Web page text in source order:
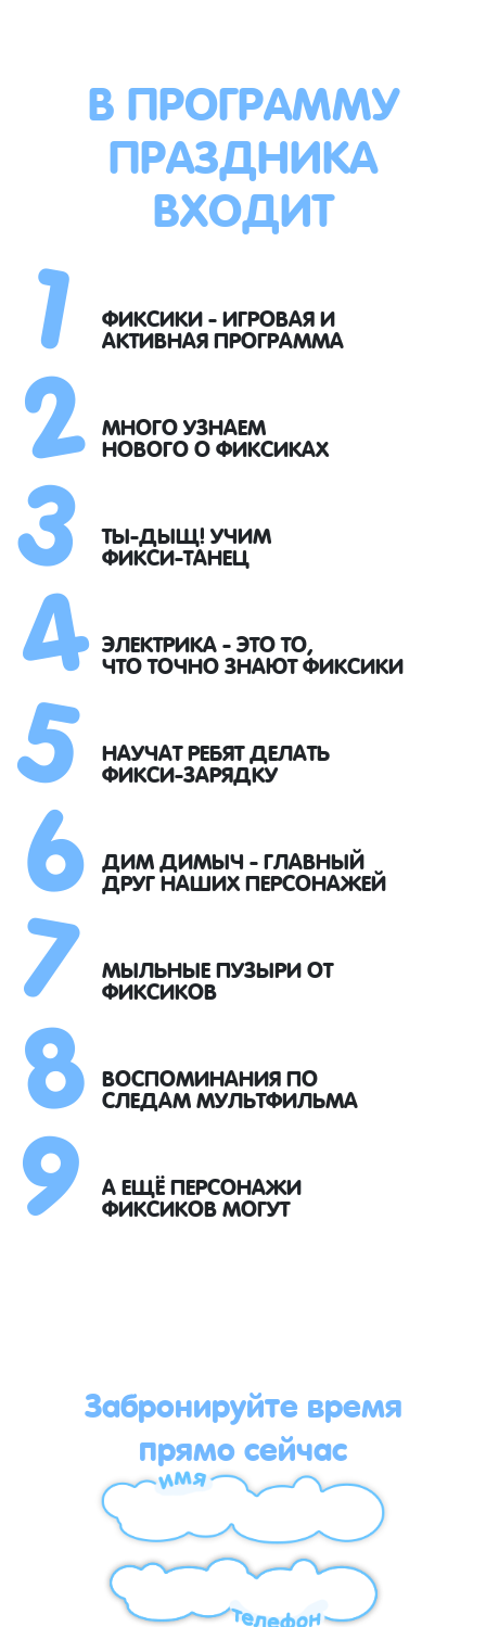
В ПРОГРАММУ
ПРАЗДНИКА
ВХОДИТ
ФИКСИКИ - ИГРОВАЯ И
АКТИВНАЯ ПРОГРАММА
МНОГО УЗНАЕМ
НОВОГО О ФИКСИКАХ
ТЫ-ДЫЩ! УЧИМ
ФИКСИ-ТАНЕЦ
ЭЛЕКТРИКА - ЭТО ТО,
ЧТО ТОЧНО ЗНАЮТ ФИКСИКИ
НАУЧАТ РЕБЯТ ДЕЛАТЬ
ФИКСИ-ЗАРЯДКУ
ДИМ ДИМЫЧ - ГЛАВНЫЙ
ДРУГ НАШИХ ПЕРСОНАЖЕЙ
МЫЛЬНЫЕ ПУЗЫРИ ОТ
ФИКСИКОВ
ВОСПОМИНАНИЯ ПО
СЛЕДАМ МУЛЬТФИЛЬМА
А ЕЩЁ ПЕРСОНАЖИ
ФИКСИКОВ МОГУТ
Забронируйте время
прямо сейчас